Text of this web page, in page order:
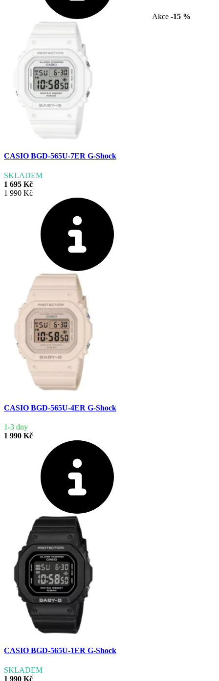
Akce -15 %
CASIO BGD-565U-7ER G-Shock
SKLADEM
1 695 Kč
1 990 Kč
CASIO BGD-565U-4ER G-Shock
1-3 dny
1 990 Kč
CASIO BGD-565U-1ER G-Shock
SKLADEM
1 990 Kč